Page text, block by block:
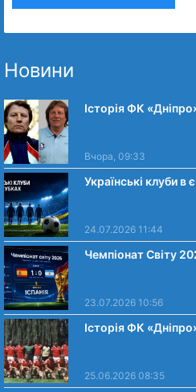
Новини
Історія ФК
Вчора, 09:33
Українські клуби в
24.07.2026 11:44
Чемпіонат Світу
23.07.2026 10:56
Історія ФК
25.06.2026 08:35